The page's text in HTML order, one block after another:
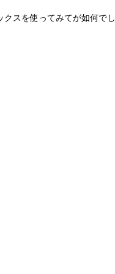
スを使ってみてが如何で